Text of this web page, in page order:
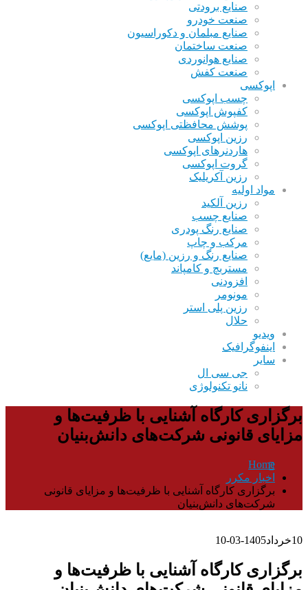
صنایع برودتی
صنعت خودرو
صنایع مبلمان و دکوراسیون
صنعت ساختمان
صنایع هوانوردی
صنعت کفش
اپوکسی
چسب اپوکسی
کفپوش اپوکسی
پوشش محافظتی اپوکسی
رزین اپوکسی
هاردنرهای اپوکسی
گروت اپوکسی
رزین آکریلیک
مواد اولیه
رزین آلکید
صنایع چسب
صنایع رنگ پودری
مرکب و چاپ
صنایع رنگ و رزین (مایع)
مستربچ و کامپاند
افزودنی
مونومر
رزین پلی استر
حلال
ویدیو
اینفوگرافیک
سایر
جی سی ال
نانو تکنولوژی
برگزاری کارگاه آشنایی با ظرفیت‌ها و
مزایای قانونی شرکت‌های دانش‌بنیان
Home
اخبار مکرر
برگزاری کارگاه آشنایی با ظرفیت‌ها و مزایای قانونی
شرکت‌های دانش‌بنیان
10خرداد1405-03-10
برگزاری کارگاه آشنایی با ظرفیت‌ها و